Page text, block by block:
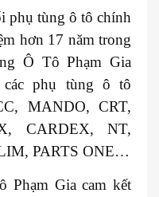
phụ tùng ô tô chính
hơn 17 năm trong
Ô Tô Phạm Gia
các phụ tùng ô tô
MANDO, CRT,
CARDEX, NT,
PARTS ONE…
Phạm Gia cam kết